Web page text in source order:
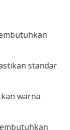
standar
warna